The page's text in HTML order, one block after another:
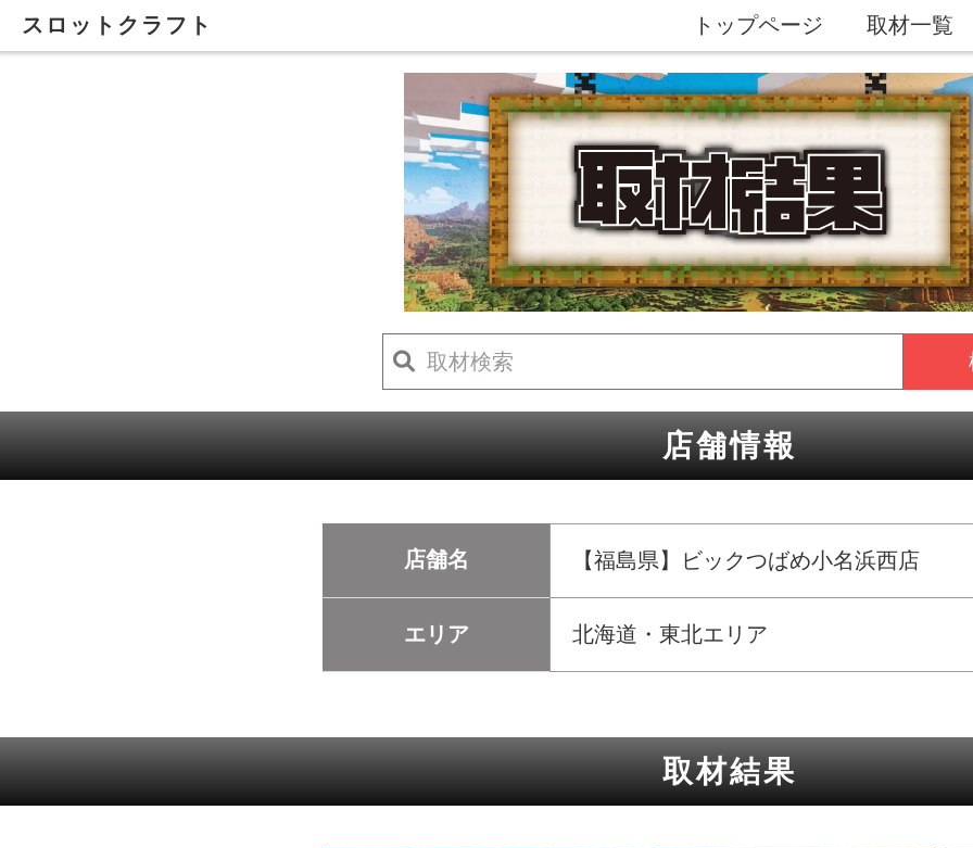
スロットクラフト トップページ 取材一覧
店舗情報
店舗名 【福島県】ビックつばめ小名浜西店
エリア 北海道・東北エリア
取材結果